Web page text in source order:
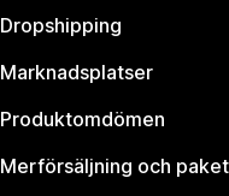
Dropshipping
Marknadsplatser
Produktomdömen
Merförsäljning och paket